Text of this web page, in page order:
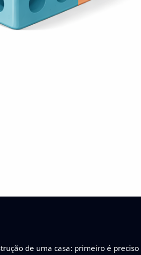
de uma casa: primeiro é